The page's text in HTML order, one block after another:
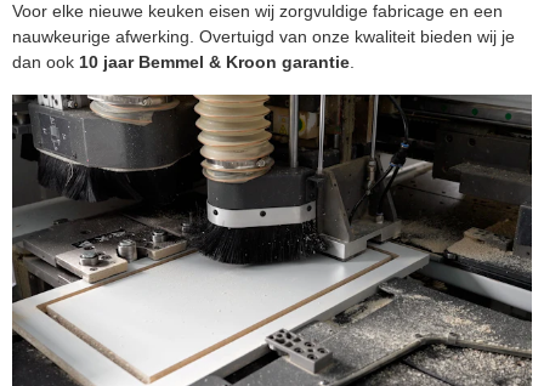
Voor elke nieuwe keuken eisen wij zorgvuldige fabricage en een
nauwkeurige afwerking. Overtuigd van onze kwaliteit bieden wij je
dan ook 10 jaar Bemmel & Kroon garantie